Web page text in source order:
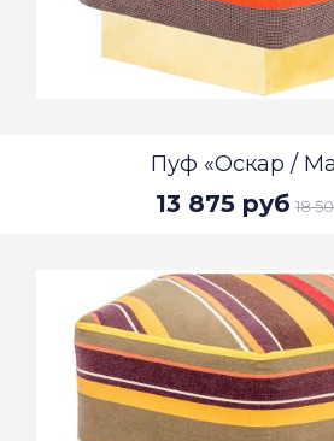
Пуф «Оскар /
13 875 руб 18